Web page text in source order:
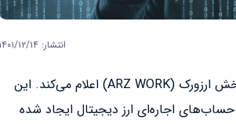
انتشار: ۱۴۰۱/۱۲/۱۴
تهران پیمنت حمایت خود را از کارزار آگاهی‌بخش ارزورک (ARZ WORK) اعلام می‌کند. این
حساب‌های اجاره‌ای ارز دیجیتال ایجاد شده